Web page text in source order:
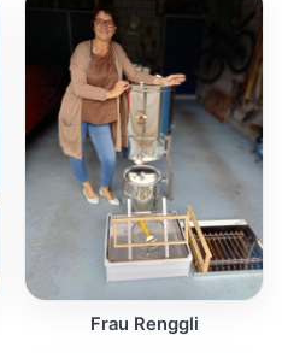
Frau Renggli